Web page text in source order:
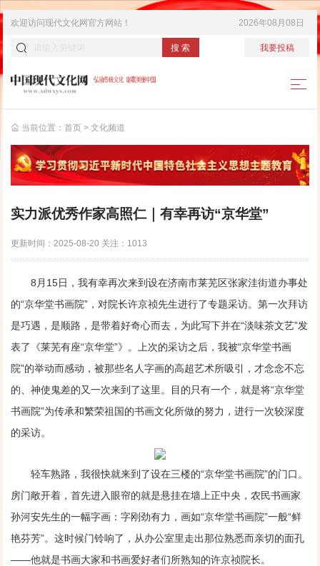
欢迎访问现代文化网官方网站！ 2026年08月08日
搜 索 我要投稿
当前位置：首页 >文化频道
实力派优秀作家高照仁｜有幸再访“京华堂”
更新时间： 2025-08-20 关注： 1013
8月15日，我有幸再次来到设在济南市莱芜区张家洼街道办事处
的“京华堂书画院”，对院长许京祯先生进行了专题采访。第一次拜访
是巧遇，是顺路，是带着好奇心而去，为此写下并在“淡味茶文艺”发
表了《莱芜有座“京华堂”》。上次的采访之后，我被“京华堂书画
院”的举动而感动，被那些名人字画的高超艺术所吸引，才念念不忘
的、神使鬼差的又一次来到了这里。目的只有一个，就是将“京华堂
书画院”为传承和繁荣祖国的书画文化所做的努力，进行一次较深度
的采访。
轻车熟路，我很快就来到了设在三楼的“京华堂书画院”的门口。
房门敞开着，首先进入眼帘的就是悬挂在墙上正中央，农民书画家
孙河安先生的一幅字画：字刚劲有力，画如“京华堂书画院”一般“鲜
艳芬芳”。这时候门铃响了，从办公室里走出那位熟悉而亲切的面孔
——他就是书画大家和书画爱好者们所熟知的许京祯院长。